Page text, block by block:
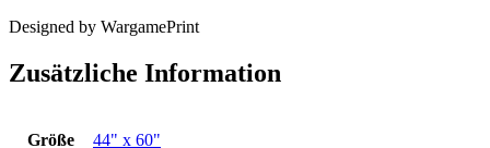
Designed by WargamePrint
Zusätzliche Information
Größe 44" x 60"